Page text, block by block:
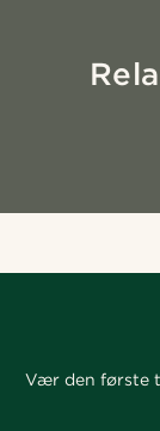
Vær den første